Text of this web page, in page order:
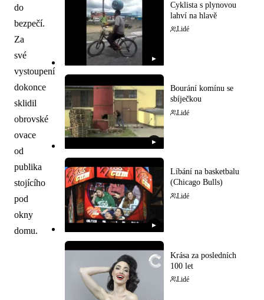
do
bezpečí.
Za
své
vystoupení
dokonce
sklidil
obrovské
ovace
od
publika
stojícího
pod
okny
domu.
▶
Cyklista s plynovou
lahví na hlavě
Lidé
▶
Bourání komínu se
sbíječkou
Lidé
▶
Líbání na basketbalu
(Chicago Bulls)
Lidé
Krása za posledních
100 let
Lidé